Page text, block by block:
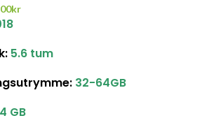
kr
5.6 tum
32-64GB
4 GB